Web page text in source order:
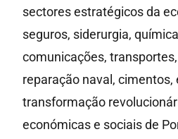
sectores estratégicos da
seguros, siderurgia,
comunicações,
reparação naval, cimentos,
transformação
económicas e sociais de